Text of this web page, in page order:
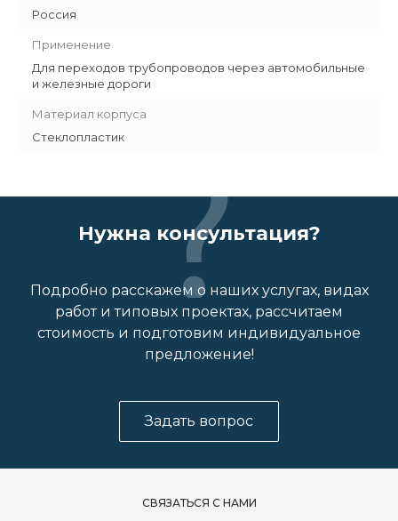
Россия
Применение
Для переходов трубопроводов через автомобильные
и железные дороги
Материал корпуса
Стеклопластик
Нужна консультация?
Подробно расскажем о наших услугах, видах
работ и типовых проектах, рассчитаем
стоимость и подготовим индивидуальное
предложение!
Задать вопрос
СВЯЗАТЬСЯ С НАМИ